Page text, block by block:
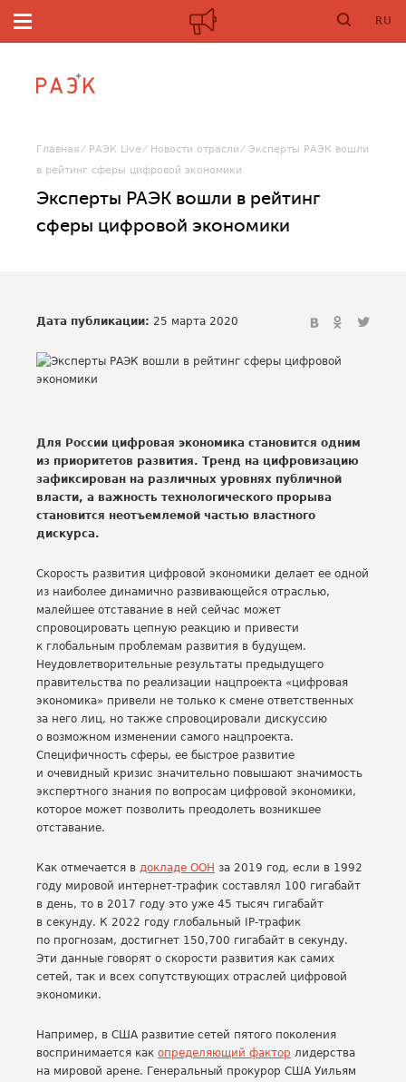
RU
Главная РАЭК Live Новости отрасли
Эксперты РАЭК вошли
в рейтинг сферы цифровой экономики
Эксперты РАЭК вошли в рейтинг
сферы цифровой экономики
Дата публикации: 25 марта 2020
Для России цифровая экономика становится одним
из приоритетов развития. Тренд на цифровизацию
зафиксирован на различных уровнях публичной
власти, а важность технологического прорыва
становится неотъемлемой частью властного
дискурса.
Скорость развития цифровой экономики делает ее одной
из наиболее динамично развивающейся отраслью,
малейшее отставание в ней сейчас может
спровоцировать цепную реакцию и привести
к глобальным проблемам развития в будущем.
Неудовлетворительные результаты предыдущего
правительства по реализации нацпроекта «цифровая
экономика» привели не только к смене ответственных
за него лиц, но также спровоцировали дискуссию
о возможном изменении самого нацпроекта.
Специфичность сферы, ее быстрое развитие
и очевидный кризис значительно повышают значимость
экспертного знания по вопросам цифровой экономики,
которое может позволить преодолеть возникшее
отставание.
Как отмечается в докладе ООН за 2019 год, если в 1992
году мировой интернет-трафик составлял 100 гигабайт
в день, то в 2017 году это уже 45 тысяч гигабайт
в секунду. К 2022 году глобальный IP-трафик
по прогнозам, достигнет 150,700 гигабайт в секунду.
Эти данные говорят о скорости развития как самих
сетей, так и всех сопутствующих отраслей цифровой
экономики.
Например, в США развитие сетей пятого поколения
воспринимается как определяющий фактор лидерства
на мировой арене. Генеральный прокурор США Уильям